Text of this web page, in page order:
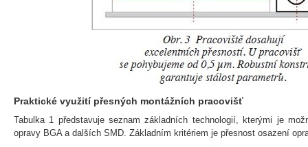
Praktické využití přesných montážních pracovišť
Tabulka 1 představuje seznam základních technologií, kterými je
opravy BGA a dalších SMD. Základním kritériem je přesnost osazení